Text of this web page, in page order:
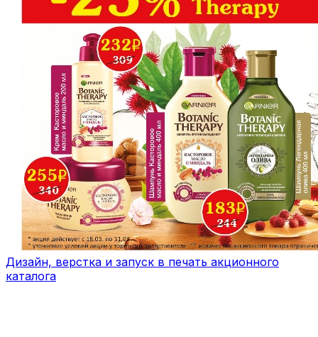
Дизайн, верстка и запуск в печать акционного
каталога